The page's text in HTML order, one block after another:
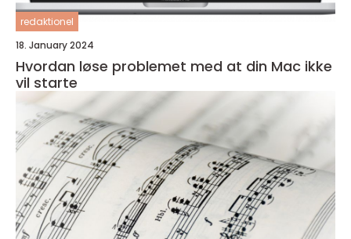
redaktionel
18. January 2024
Hvordan løse problemet med at din Mac ikke
vil starte